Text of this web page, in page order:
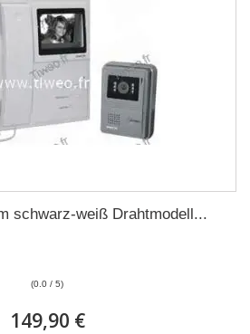
schwarz-weiß Drahtmodell...
(0.0 / 5)
149,90 €